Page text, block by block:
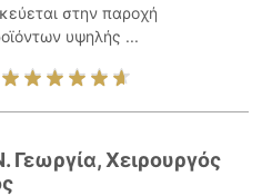
στην παροχή
υψηλής ...
Γεωργία, Χειρουργός